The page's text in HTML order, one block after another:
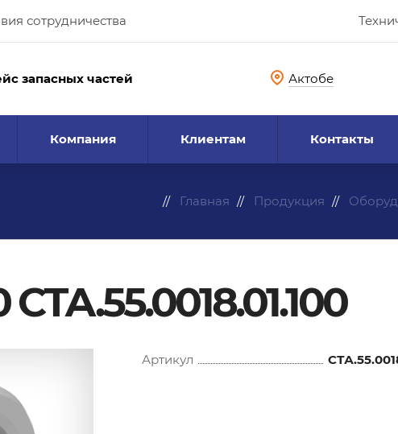
сотрудничества
запасных частей Актобе
Компания Клиентам Контакты
Главная Продукция
Артикул